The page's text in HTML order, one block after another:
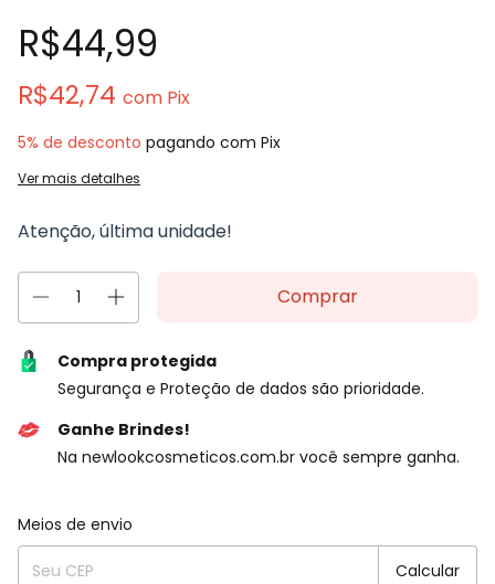
R$44,99
R$42,74 com Pix
5% de desconto pagando com Pix
Ver mais detalhes
Atenção, última unidade!
Compra protegida
Segurança e Proteção de dados são prioridade.
Ganhe Brindes!
Na newlookcosmeticos.com.br você sempre ganha.
Entregas para o CEP:
Meios de envio
Calcular